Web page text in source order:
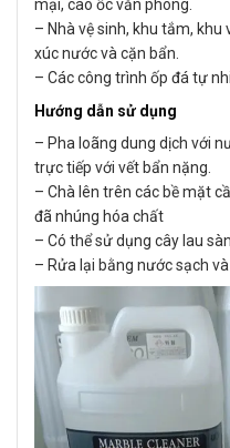
mại, cao ốc văn phòng.
– Nhà vệ sinh, khu tắm,
xúc nước và cặn bẩn.
– Các công trình ốp đá tự
Hướng dẫn sử dụng
– Pha loãng dung dịch với
trực tiếp với vết bẩn nặng.
– Chà lên trên các bề mặt
đã nhúng hóa chất
– Có thể sử dụng cây lau
– Rửa lại bằng nước sạch